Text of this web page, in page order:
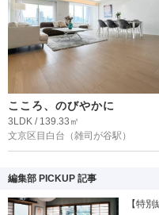
こころ、のびやかに
3LDK / 139.33㎡
文京区目白台 （雑司が谷駅）
編集部 PICKUP 記事
【特